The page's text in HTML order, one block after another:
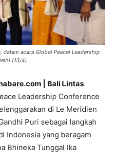
dalam acara Global Peacel Leadership
(13/4)
| Bali Lintas
Leadership Conference
di Le Meridien
Puri sebagai langkah
Indonesia yang beragam
Bhineka Tunggal Ika